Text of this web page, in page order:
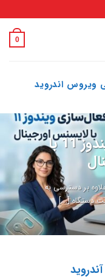
0
ویروس اندروید
آموزش فعال سازی ویندوز 11 با
قانونی علاوه بر دسترسی به
دستگاه [...]